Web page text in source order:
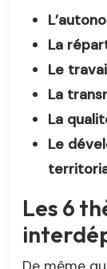
La
Le
La
La
Le
Les 6